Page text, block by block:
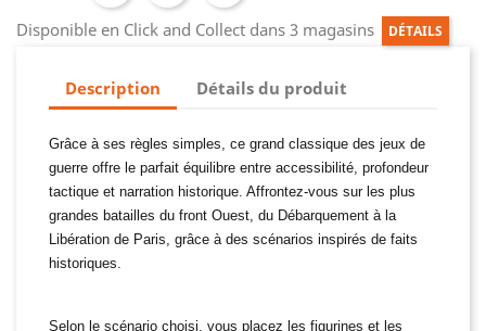
Disponible en Click and Collect dans 3 magasins
DÉTAILS
Description Détails du produit
Grâce à ses règles simples, ce grand classique des jeux de
guerre offre le parfait équilibre entre accessibilité, profondeur
tactique et narration historique. Affrontez-vous sur les plus
grandes batailles du front Ouest, du Débarquement à la
Libération de Paris, grâce à des scénarios inspirés de faits
historiques.
Selon le scénario choisi, vous placez les figurines et les